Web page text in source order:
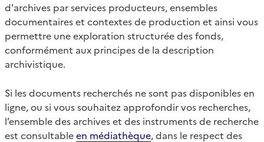
d'archives par services producteurs, ensembles
documentaires et contextes de production et ainsi vous
permettre une exploration structurée des fonds,
conformément aux principes de la description
archivistique.
Si les documents recherchés ne sont pas disponibles en
ligne, ou si vous souhaitez approfondir vos recherches,
l’ensemble des archives et des instruments de recherche
est consultableen médiathèque, dans le respect des